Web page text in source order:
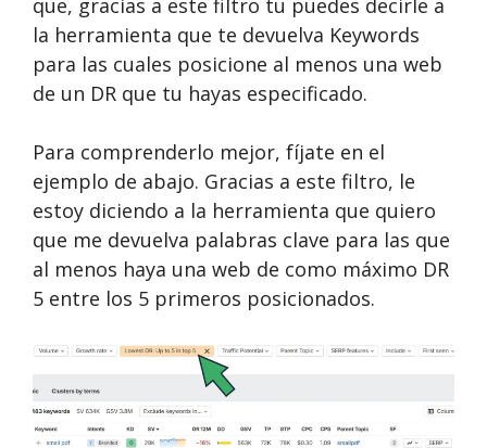
que, gracias a este filtro tu puedes decirle a
la herramienta que te devuelva Keywords
para las cuales posicione al menos una web
de un DR que tu hayas especificado.
Para comprenderlo mejor, fíjate en el
ejemplo de abajo. Gracias a este filtro, le
estoy diciendo a la herramienta que quiero
que me devuelva palabras clave para las que
al menos haya una web de como máximo DR
5 entre los 5 primeros posicionados.